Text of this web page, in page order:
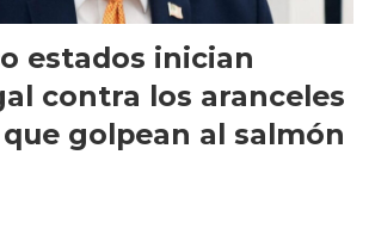
estados inician
contra los aranceles
golpean al salmón